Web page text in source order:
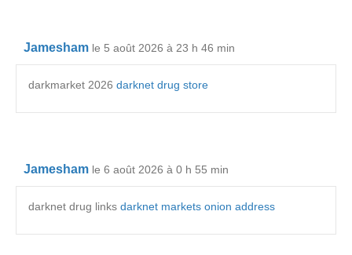
Jamesham le 5 août 2026 à 23 h 46 min
darkmarket 2026 darknet drug store
Jamesham le 6 août 2026 à 0 h 55 min
darknet drug links darknet markets onion address